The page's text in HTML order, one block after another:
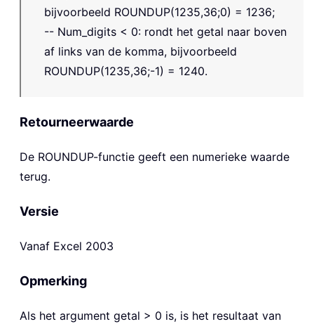
bijvoorbeeld ROUNDUP(1235,36;0) = 1236;
-- Num_digits < 0: rondt het getal naar boven
af links van de komma, bijvoorbeeld
ROUNDUP(1235,36;-1) = 1240.
Retourneerwaarde
De ROUNDUP-functie geeft een numerieke waarde
terug.
Versie
Vanaf Excel 2003
Opmerking
Als het argument getal > 0 is, is het resultaat van